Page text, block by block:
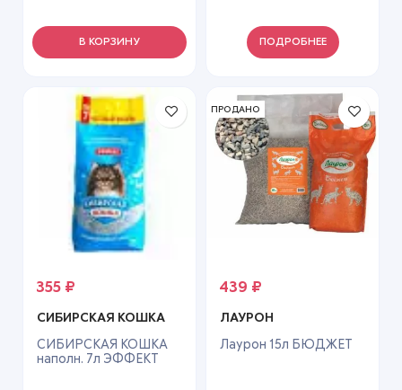
В КОРЗИНУ
кошек, кремниевый
ПОДРОБНЕЕ
355 ₽
СИБИРСКАЯ КОШКА
СИБИРСКАЯ КОШКА
наполн. 7л ЭФФЕКТ
ПРОДАНО
439 ₽
ЛАУРОН
Лаурон 15л БЮДЖЕТ